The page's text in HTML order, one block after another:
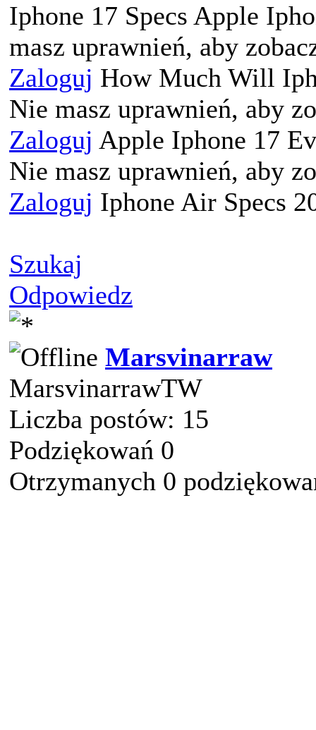
Iphone 17 Specs Apple
masz uprawnień, aby
Zaloguj How Much Will
Nie masz uprawnień, aby
Zaloguj Apple Iphone 17
Nie masz uprawnień, aby
Zaloguj Iphone Air Specs
Szukaj
Odpowiedz
Marsvinarraw
MarsvinarrawTW
Liczba postów: 15
Podziękowań 0
Otrzymanych 0